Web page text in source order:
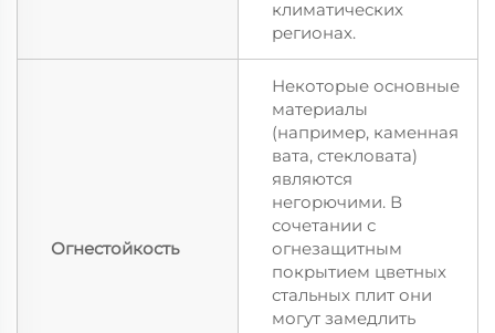
климатических
регионах.
Огнестойкость
Некоторые основные
материалы
(например, каменная
вата, стекловата)
являются
негорючими. В
сочетании с
огнезащитным
покрытием цветных
стальных плит они
могут замедлить